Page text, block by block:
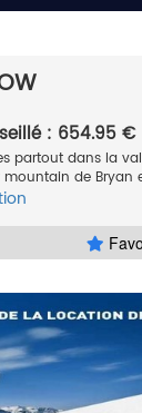
: 654.95 €
partout dans la
de Bryan